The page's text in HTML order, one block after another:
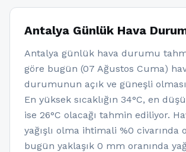
Antalya Günlük Hava
Antalya günlük hava durumu
göre bugün (07 Ağustos Cuma)
durumunun açık ve güneşli
En yüksek sıcaklığın 34°C, en
ise 26°C olacağı tahmin ediliyor.
yağışlı olma ihtimali %0 civarında
bugün yaklaşık 0 mm oranında